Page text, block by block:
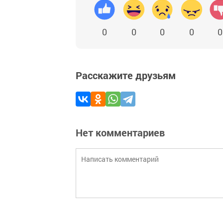
0 0 0 0 0
Расскажите друзьям
Нет комментариев